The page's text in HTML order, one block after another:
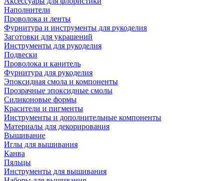
Наполнители
Проволока и ленты
Фурнитура и инструменты для рукоделия
Заготовки для украшений
Инструменты для рукоделия
Подвески
Проволока и канитель
Фурнитура для рукоделия
Эпоксидная смола и компоненты
Прозрачные эпоксидные смолы
Силиконовые формы
Красители и пигменты
Инструменты и дополнительные компоненты
Материалы для декорирования
Вышивание
Иглы для вышивания
Канва
Пяльцы
Инструменты для вышивания